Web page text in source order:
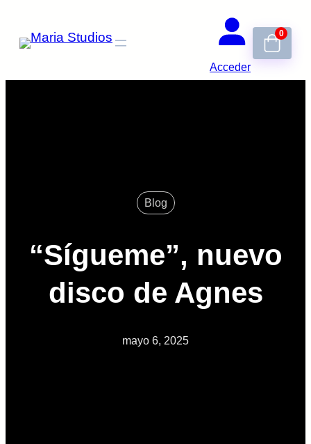
Acceder
0
Blog
“Sígueme”, nuevo
disco de Agnes
mayo 6, 2025